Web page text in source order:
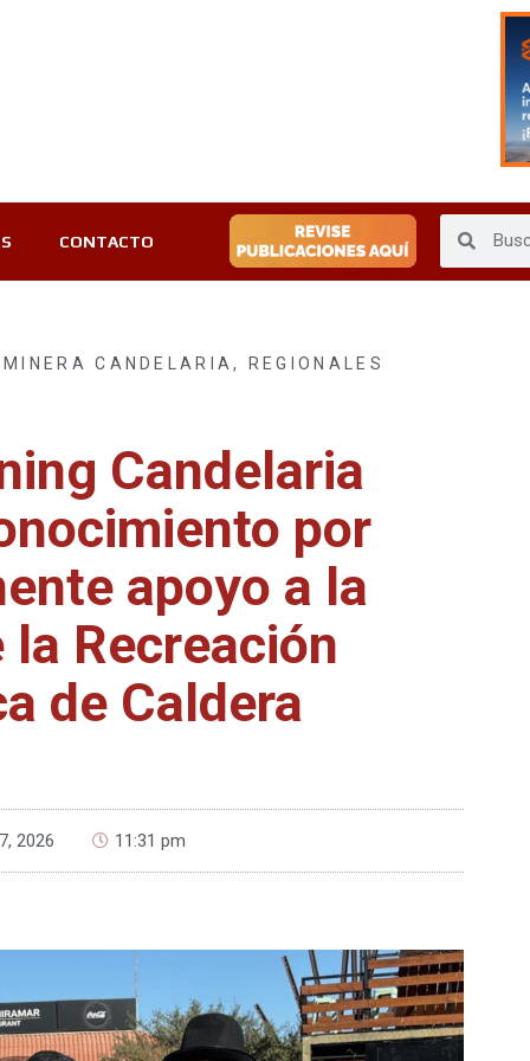
CONTACTO
MINERA CANDELARIA, REGIONALES
Candelaria
por
apoyo a la
Recreación
de Caldera
2026 11:31 pm